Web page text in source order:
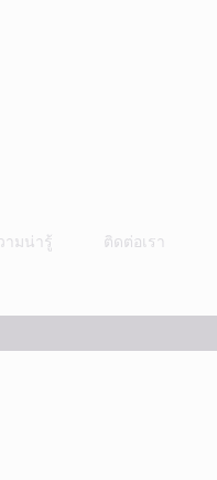
ามน่ารู้ ติดต่อเรา